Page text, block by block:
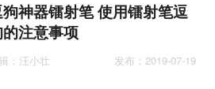
神器镭射笔 使用镭射笔逗
注意事项
：汪小壮 发布：2019-07-19